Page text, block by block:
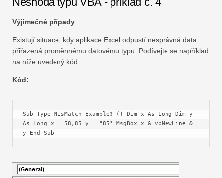
Výjimečné případy
Existují situace, kdy aplikace Excel odpustí nesprávná data
přiřazená proměnnému datovému typu. Podívejte se například
na níže uvedený kód.
Kód:
Sub Type_MisMatch_Example3 () Dim x As Long Dim y
As Long x = 58,85 y = "85" MsgBox x & vbNewLine &
y End Sub